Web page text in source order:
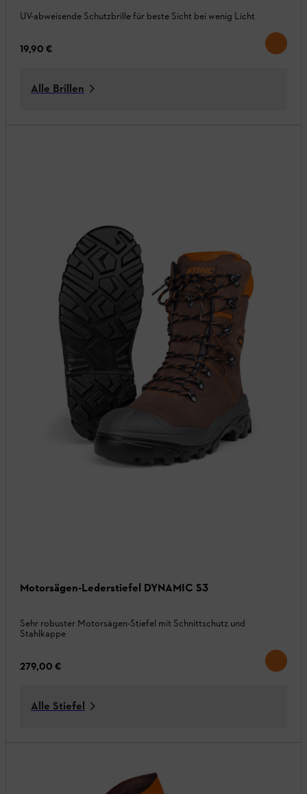
UV-abweisende Schutzbrille für beste Sicht bei wenig Licht
19,90 €
Alle Brillen
Motorsägen-Lederstiefel DYNAMIC S3
Sehr robuster Motorsägen-Stiefel mit Schnittschutz und
Stahlkappe
279,00 €
Alle Stiefel